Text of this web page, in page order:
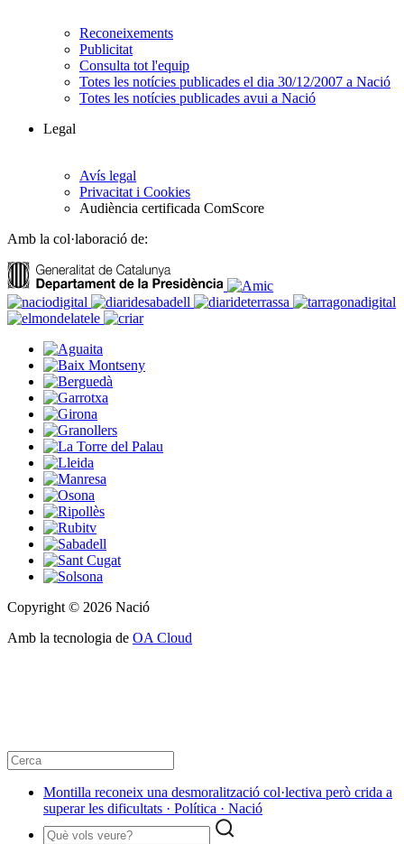
Reconeixements
Publicitat
Consulta tot l'equip
Totes les notícies publicades el dia 30/12/2007 a Nació
Totes les notícies publicades avui a Nació
Legal
Avís legal
Privacitat i Cookies
Audiència certificada ComScore
Amb la col·laboració de:
Copyright © 2026 Nació
Amb la tecnologia de OA Cloud
Montilla reconeix una desmoralització col·lectiva però crida a
superar les dificultats · Política · Nació